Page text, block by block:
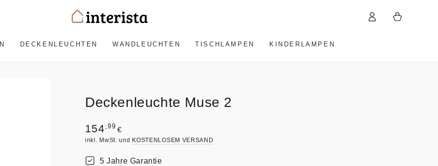
DECKENLEUCHTEN WANDLEUCHTEN TISCHLAMPEN KINDERLAMPEN
EinloggenWarenkorb
Deckenleuchte Muse 2
Regulärer
Preis
154 ,99 €
inkl. MwSt. und KOSTENLOSEM VERSAND
5 Jahre Garantie